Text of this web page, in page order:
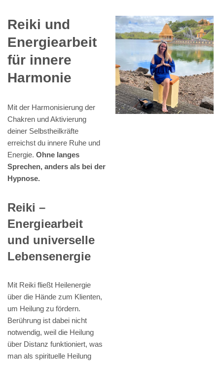
Reiki und
Energiearbeit
für innere
Harmonie
Mit der Harmonisierung der
Chakren und Aktivierung
deiner Selbstheilkräfte
erreichst du innere Ruhe und
Energie. Ohne langes
Sprechen, anders als bei der
Hypnose.
Reiki –
Energiearbeit
und universelle
Lebensenergie
Mit Reiki fließt Heilenergie
über die Hände zum Klienten,
um Heilung zu fördern.
Berührung ist dabei nicht
notwendig, weil die Heilung
über Distanz funktioniert, was
man als spirituelle Heilung